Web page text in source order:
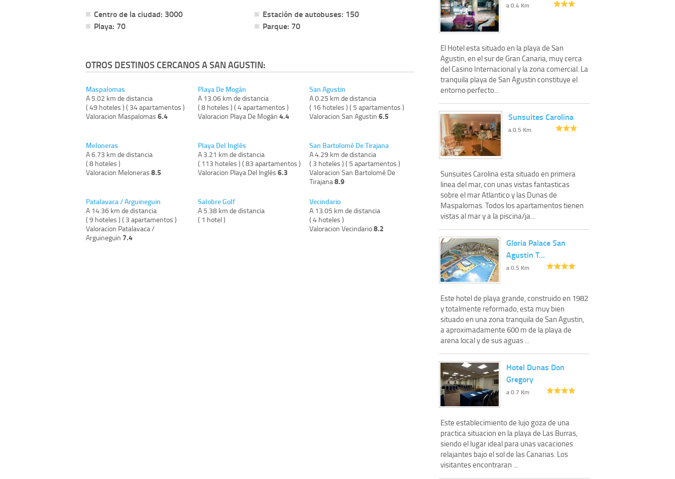
Centro de la ciudad: 3000
Playa: 70
Estación de autobuses: 150
Parque: 70
OTROS DESTINOS CERCANOS A SAN AGUSTIN:
Maspalomas
A 5.02 km de distancia
( 49 hoteles ) ( 34 apartamentos )
Valoracion Maspalomas 6.4
Meloneras
A 6.73 km de distancia
( 8 hoteles )
Valoracion Meloneras 8.5
Patalavaca / Arguineguin
A 14.36 km de distancia
( 9 hoteles ) ( 3 apartamentos )
Valoracion Patalavaca /
Arguineguin 7.4
Playa De Mogán
A 13.06 km de distancia
( 8 hoteles ) ( 4 apartamentos )
Valoracion Playa De Mogán 4.4
Playa Del Inglés
A 3.21 km de distancia
( 113 hoteles ) ( 83 apartamentos )
Valoracion Playa Del Inglés 6.3
Salobre Golf
A 5.38 km de distancia
( 1 hotel )
San Agustin
A 0.25 km de distancia
( 16 hoteles ) ( 5 apartamentos )
Valoracion San Agustin6.5
San Bartolomé De Tirajana
A 4.29 km de distancia
( 3 hoteles ) ( 5 apartamentos )
Valoracion San Bartolomé De
Tirajana8.9
Vecindario
A 13.05 km de distancia
( 4 hoteles )
Valoracion Vecindario8.2
a 0.4 Km
El Hotel esta situado en la playa de San
Agustin, en el sur de Gran Canaria, muy cerca
del Casino Internacional y la zona comercial. La
tranquila playa de San Agustin constituye el
entorno perfecto...
Sunsuites Carolina
a 0.5 Km
Sunsuites Carolina esta situado en primera
linea del mar, con unas vistas fantasticas
sobre el mar Atlantico y las Dunas de
Maspalomas. Todos los apartamentos tienen
vistas al mar y a la piscina/ja...
Gloria Palace San
Agustin T…
a 0.5 Km
Este hotel de playa grande, construido en 1982
y totalmente reformado, esta muy bien
situado en una zona tranquila de San Agustin,
a aproximadamente 600 m de la playa de
arena local y de sus aguas ...
Hotel Dunas Don
Gregory
a 0.7 Km
Este establecimiento de lujo goza de una
practica situacion en la playa de Las Burras,
siendo el lugar ideal para unas vacaciones
relajantes bajo el sol de las Canarias. Los
visitantes encontraran ...